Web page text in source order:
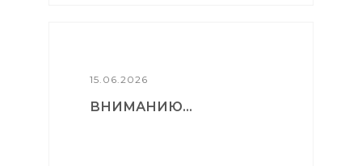
15.06.2026
ВНИМАНИЮ...